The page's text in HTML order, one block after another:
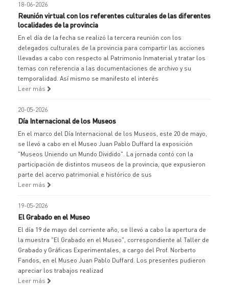
18-06-2026
Reunión virtual con los referentes culturales de las diferentes
localidades de la provincia
En el día de la fecha se realizó la tercera reunión con los
delegados culturales de la provincia para compartir las acciones
llevadas a cabo con respecto al Patrimonio Inmaterial y tratar los
temas con referencia a las documentaciones de archivo y su
temporalidad. Así mismo se manifesto el interés
Leer más
20-05-2026
Día Internacional de los Museos
En el marco del Día Internacional de los Museos, este 20 de mayo,
se llevó a cabo en el Museo Juan Pablo Duffard la exposición
"Museos Uniendo un Mundo Dividido". La jornada contó con la
participación de distintos museos de la provincia, que expusieron
parte del acervo patrimonial e histórico de sus
Leer más
19-05-2026
El Grabado en el Museo
El día 19 de mayo del corriente año, se llevó a cabo la apertura de
la muestra "El Grabado en el Museo", correspondiente al Taller de
Grabado y Gráficas Experimentales, a cargo del Prof. Norberto
Fandos, en el Museo Juan Pablo Duffard. Los presentes pudieron
apreciar los trabajos realizad
Leer más